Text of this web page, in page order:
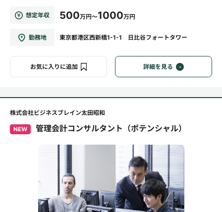
想定年収 500万円～1000万円
勤務地 東京都港区西新橋1-1-1 日比谷フォートタワー
お気に入りに追加 詳細を見る
株式会社ビジネスブレイン太田昭和
NEW 管理会計コンサルタント（ポテンシャル）